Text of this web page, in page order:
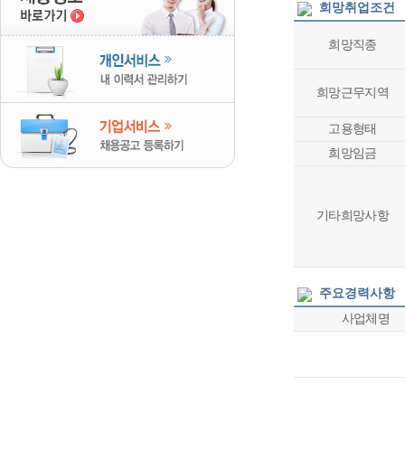
희망취업조건
희망직종
희망근무지역
고용형태
희망임금
기타희망사항
주요경력사항
사업체명